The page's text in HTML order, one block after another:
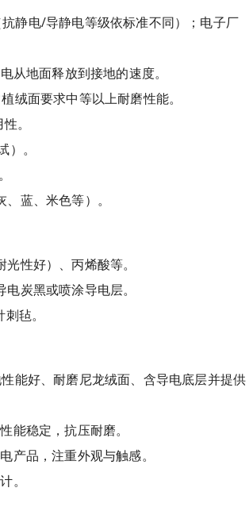
静电/导静电等级依标准不同）；电子厂
从地面释放到接地的速度。
绒面要求中等以上耐磨性能。
。
。
蓝、米色等）。
性好）、丙烯酸等。
炭黑或喷涂导电层。
毡。
能好、耐磨尼龙绒面、含导电底层并提供
能稳定，抗压耐磨。
产品，注重外观与触感。
。